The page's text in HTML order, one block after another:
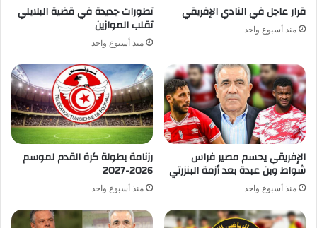
قرار عاجل في النادي الإفريقي
منذ أسبوع واحد
تطورات جديدة في قضية البلايلي
تقلب الموازين
منذ أسبوع واحد
الإفريقي يحسم مصير فراس
شواط وبن عبدة بعد أزمة البنزرتي
منذ أسبوع واحد
رزنامة بطولة كرة القدم لموسم
2026-2027
منذ أسبوع واحد